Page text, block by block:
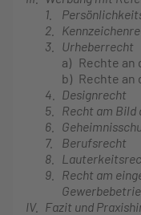
1.
2.
3.
Urheberrecht
a) Rechte an
b) Rechte an
4.
Designrecht
5.
Recht am Bild
6.
7.
Berufsrecht
8.
9.
Recht am
IV. Fazit und